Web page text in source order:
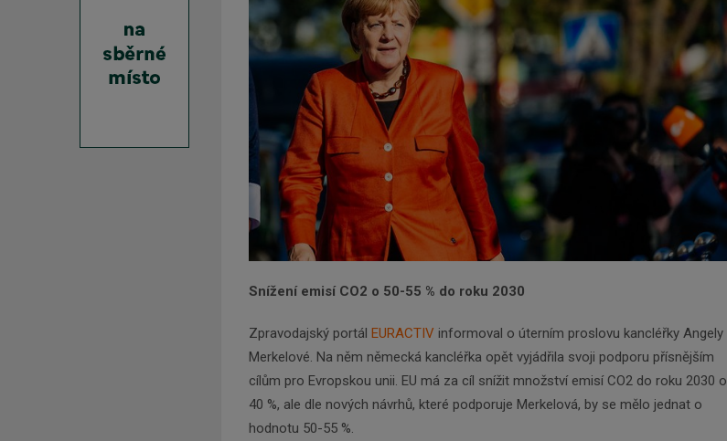
Snížení emisí CO2 o 50-55 % do roku 2030
Zpravodajský portál EURACTIV informoval o úterním proslovu kancléřky Angely
Merkelové. Na něm německá kancléřka opět vyjádřila svoji podporu přísnějším
cílům pro Evropskou unii. EU má za cíl snížit množství emisí CO2 do roku 2030 o
40 %, ale dle nových návrhů, které podporuje Merkelová, by se mělo jednat o
hodnotu 50-55 %.